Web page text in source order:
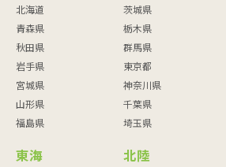
北海道
青森県
秋田県
岩手県
宮城県
山形県
福島県
茨城県
栃木県
群馬県
東京都
神奈川県
千葉県
埼玉県
東海 北陸